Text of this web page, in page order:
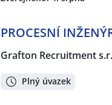
PROCESNÍ
Grafton Recruitment
Plný úvazek